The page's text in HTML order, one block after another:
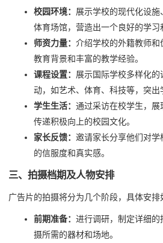
校园环境： 展示学校的现代化设
体育场馆，营造出一个良好的学习
师资力量： 介绍学校的外籍教师
教育背景和丰富的教学经验。
课程设置： 展示国际学校多样化
动，如艺术、体育、科技等，突出
学生生活： 通过采访在校学生，展
传递积极向上的校园文化。
家长反馈： 邀请家长分享他们对
的信服度和真实感。
三、拍摄档期及人物安排
广告片的拍摄将分为几个阶段，具体安排
前期准备： 进行调研，制定详细
摄所需的器材和场地。